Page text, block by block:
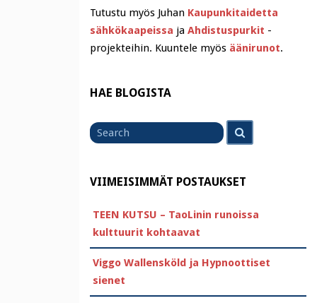
Tutustu myös Juhan Kaupunkitaidetta
sähkökaapeissa ja Ahdistuspurkit -
projekteihin. Kuuntele myös äänirunot.
HAE BLOGISTA
for
VIIMEISIMMÄT POSTAUKSET
TEEN KUTSU – TaoLinin runoissa
kulttuurit kohtaavat
Viggo Wallensköld ja Hypnoottiset
sienet